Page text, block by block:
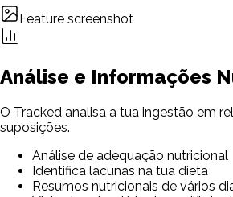
Feature screenshot
Análise e Informações
O Tracked analisa a tua ingestão em
suposições.
Análise de adequação nutricional
Identifica lacunas na tua dieta
Resumos nutricionais de vários